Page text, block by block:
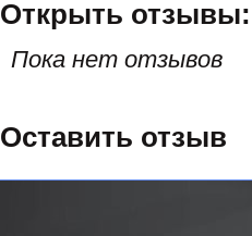
Открыть
Пока нет отзывов
Оставить отзыв